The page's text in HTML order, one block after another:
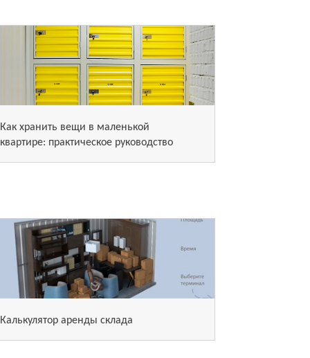
Как хранить вещи в маленькой
квартире: практическое руководство
Калькулятор аренды склада